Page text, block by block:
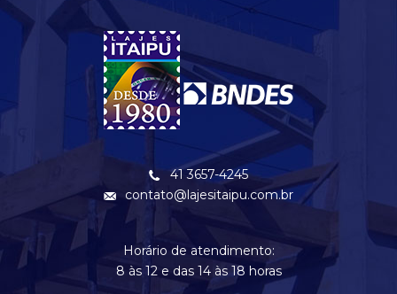
41 3657-4245
contato@lajesitaipu.com.br
Horário de atendimento:
8 às 12 e das 14 às 18 horas